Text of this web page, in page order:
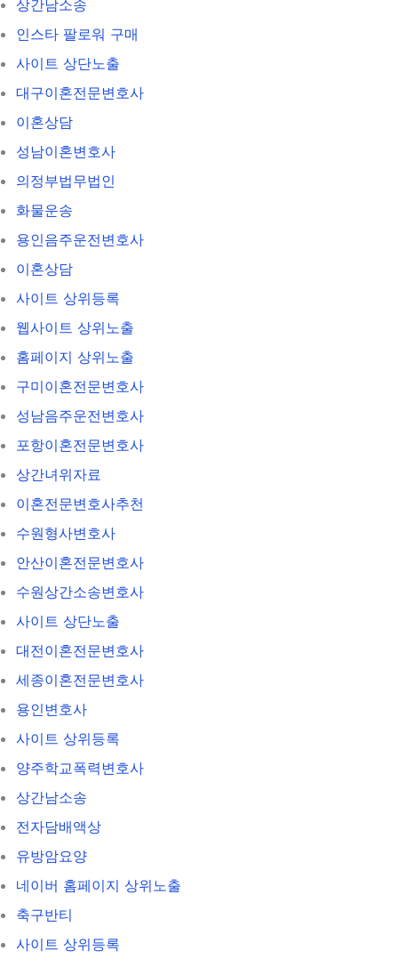
상간남소송
인스타 팔로워 구매
사이트 상단노출
대구이혼전문변호사
이혼상담
성남이혼변호사
의정부법무법인
화물운송
용인음주운전변호사
이혼상담
사이트 상위등록
웹사이트 상위노출
홈페이지 상위노출
구미이혼전문변호사
성남음주운전변호사
포항이혼전문변호사
상간녀위자료
이혼전문변호사추천
수원형사변호사
안산이혼전문변호사
수원상간소송변호사
사이트 상단노출
대전이혼전문변호사
세종이혼전문변호사
용인변호사
사이트 상위등록
양주학교폭력변호사
상간남소송
전자담배액상
유방암요양
네이버 홈페이지 상위노출
축구반티
사이트 상위등록